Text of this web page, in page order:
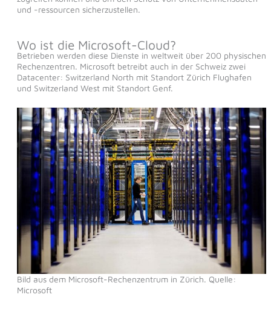
und -ressourcen sicherzustellen.
Wo ist die Microsoft-Cloud?
Betrieben werden diese Dienste in weltweit über 200 physischen
Rechenzentren. Microsoft betreibt auch in der Schweiz zwei
Datacenter: Switzerland North mit Standort Zürich Flughafen
und Switzerland West mit Standort Genf.
Bild aus dem Microsoft-Rechenzentrum in Zürich. Quelle:
Microsoft